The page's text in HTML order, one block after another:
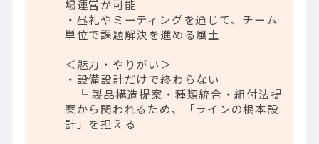
場運営が可能
・昼礼やミーティングを通じて、チーム
単位で課題解決を進める風土
＜魅力・やりがい＞
・設備設計だけで終わらない
└ 製品構造提案・種類統合・組付法提
案から関われるため、「ラインの根本設
計」を担える